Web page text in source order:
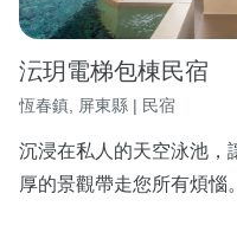
沄玥電梯包棟民宿
恆春鎮, 屏東縣 | 民宿
沉浸在私人的天空泳池，
厚的景觀帶走您所有煩惱。